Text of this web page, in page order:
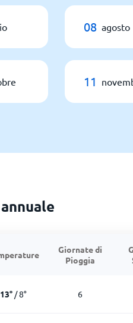
08 agosto
11
Giornate di
Pioggia
13° /8° 6